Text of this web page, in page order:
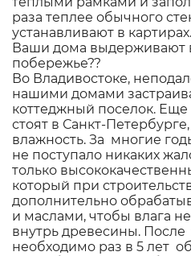
раза теплее обычного
устанавливают в картирах.
Ваши дома выдерживают
побережье??
Во Владивостоке,
нашими домами
коттеджный поселок.
стоят в Санкт-
влажность. За многие
не поступало никаких
только
который при
дополнительно
и маслами, чтобы влага
внутрь древесины.
необходимо раз в 5 лет